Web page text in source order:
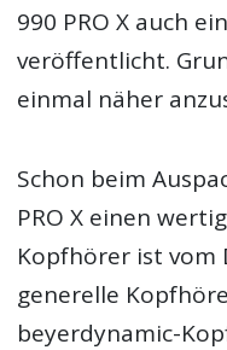
990 PRO X auch
veröffentlicht.
einmal näher
Schon beim
PRO X einen
Kopfhörer ist vom
generelle
beyerdynamic-